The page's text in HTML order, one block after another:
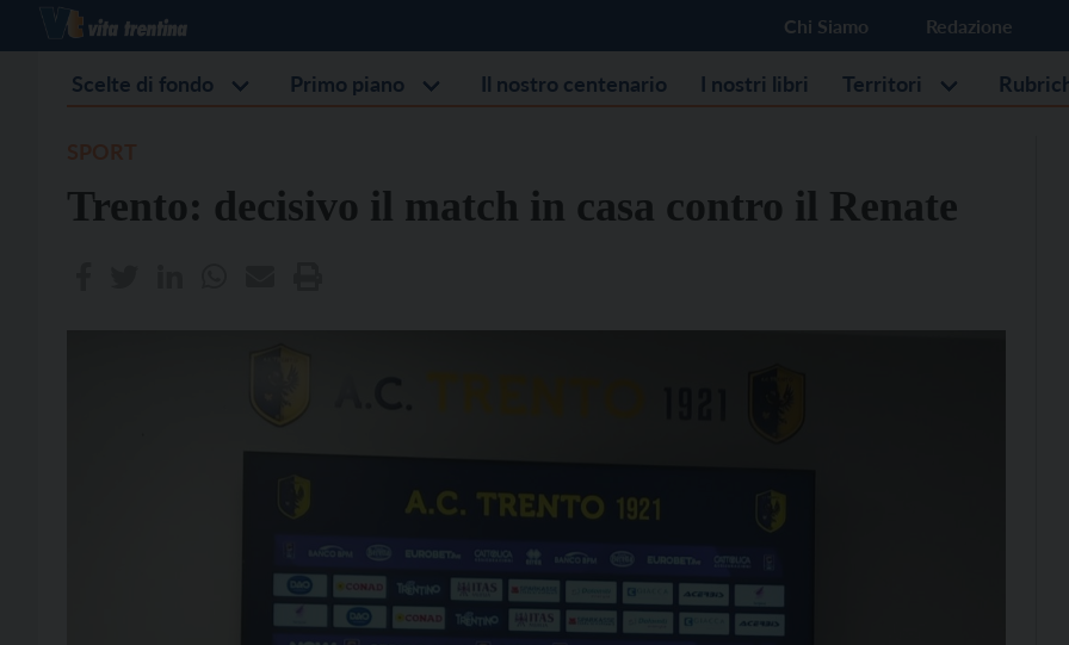
Chi Siamo Redazione
Scelte di fondo Primo piano Il nostro centenario I nostri libri Territori
Trento: decisivo il match in casa contro il Renate